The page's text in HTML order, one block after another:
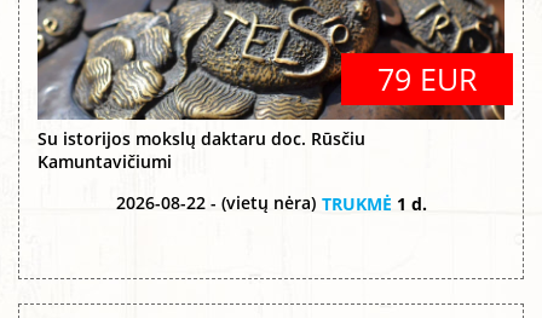
79 EUR
Su istorijos mokslų daktaru doc. Rūsčiu
Kamuntavičiumi
2026-08-22 - (vietų nėra) TRUKMĖ 1 d.